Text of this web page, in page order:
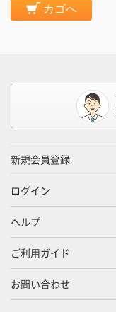
カゴへ
新規会員登録
ログイン
ヘルプ
ご利用ガイド
お問い合わせ